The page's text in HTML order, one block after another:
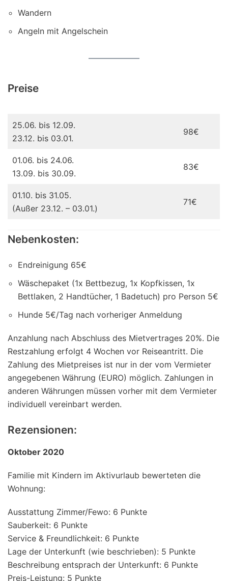
Wandern
Angeln mit Angelschein
Preise
25.06. bis 12.09.
23.12. bis 03.01.
98€
01.06. bis 24.06.
13.09. bis 30.09.
83€
01.10. bis 31.05.
(Außer 23.12. – 03.01.)
71€
Nebenkosten:
Endreinigung 65€
Wäschepaket (1x Bettbezug, 1x Kopfkissen, 1x
Bettlaken, 2 Handtücher, 1 Badetuch) pro Person 5€
Hunde 5€/Tag nach vorheriger Anmeldung
Anzahlung nach Abschluss des Mietvertrages 20%. Die
Restzahlung erfolgt 4 Wochen vor Reiseantritt. Die
Zahlung des Mietpreises ist nur in der vom Vermieter
angegebenen Währung (EURO) möglich. Zahlungen in
anderen Währungen müssen vorher mit dem Vermieter
individuell vereinbart werden.
Rezensionen:
Oktober 2020
Familie mit Kindern im Aktivurlaub bewerteten die
Wohnung:
Ausstattung Zimmer/Fewo: 6 Punkte
Sauberkeit: 6 Punkte
Service & Freundlichkeit: 6 Punkte
Lage der Unterkunft (wie beschrieben): 5 Punkte
Beschreibung entsprach der Unterkunft: 6 Punkte
Preis-Leistung: 5 Punkte